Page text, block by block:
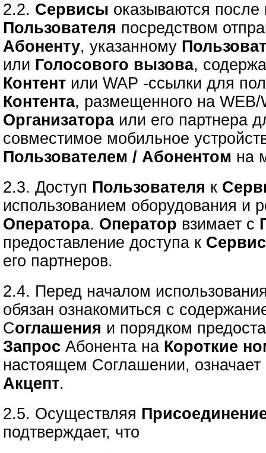
2.2. Сервисы оказываются
Пользователя посредством
Абоненту, указанному
или Голосового вызова,
Контент или WAP -ссылки для
Контента, размещенного на WEB/
Организатораили его партнера
совместимое мобильное
Пользователем / Абонентом на
2.3. Доступ Пользователя к
использованием оборудования и
Оператора. Оператор взимает с
предоставление доступа к
его партнеров.
2.4. Перед началом
обязан ознакомиться с
Соглашения и порядком
ЗапросАбонента на Короткие
настоящем Соглашении, означает
Акцепт.
2.5. Осуществляя
подтверждает, что